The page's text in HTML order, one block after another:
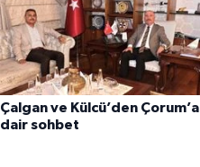
Çalgan ve Külcü’den Çorum’a
dair sohbet